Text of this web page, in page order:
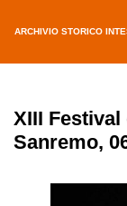
ARCHIVIO STORICO
XIII
Sanremo,